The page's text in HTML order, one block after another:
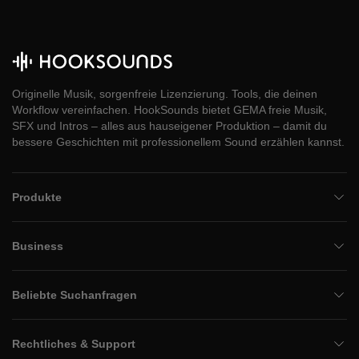
Originelle Musik, sorgenfreie Lizenzierung. Tools, die deinen
Workflow vereinfachen. HookSounds bietet GEMA freie Musik,
SFX und Intros – alles aus hauseigener Produktion – damit du
bessere Geschichten mit professionellem Sound erzählen kannst.
Produkte
Business
Beliebte Suchanfragen
Rechtliches & Support